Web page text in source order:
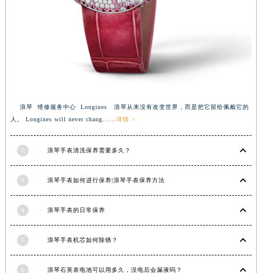
浪琴 维修服务中心 Longines 浪琴从来没有改变世界，而是把它留给佩戴它的
人。 Longines will never chang...... 详情 >
2 浪琴手表清洗保养需要多久？
3 浪琴手表如何进行保养|浪琴手表保养方法
4 浪琴手表的日常保养
5 浪琴手表机芯如何除锈？
6 浪琴石英表电池可以用多久，没电后会漏液吗？